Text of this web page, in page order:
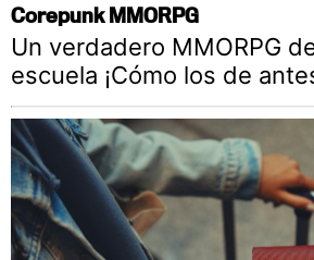
Corepunk MMORPG
Un verdadero MMORPG
escuela ¡Cómo los de